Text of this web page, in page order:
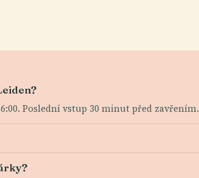
Poslední vstup 30 minut před zavřením.